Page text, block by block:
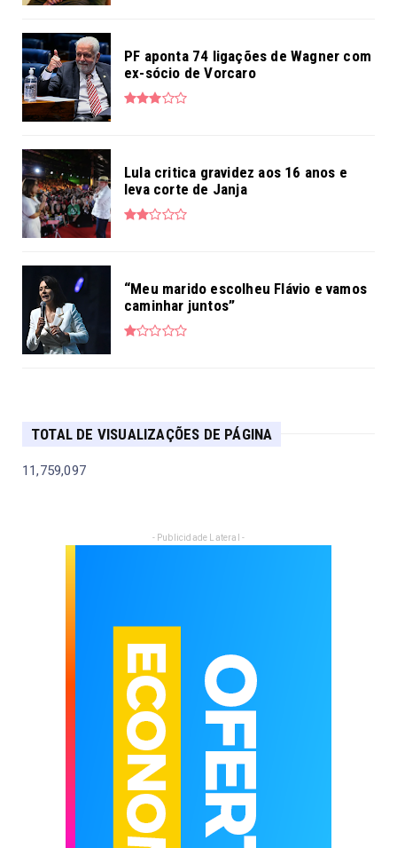
PF aponta 74 ligações de Wagner com
ex-sócio de Vorcaro
Lula critica gravidez aos 16 anos e
leva corte de Janja
“Meu marido escolheu Flávio e vamos
caminhar juntos”
TOTAL DE VISUALIZAÇÕES DE PÁGINA
11,759,097
- Publicidade Lateral -